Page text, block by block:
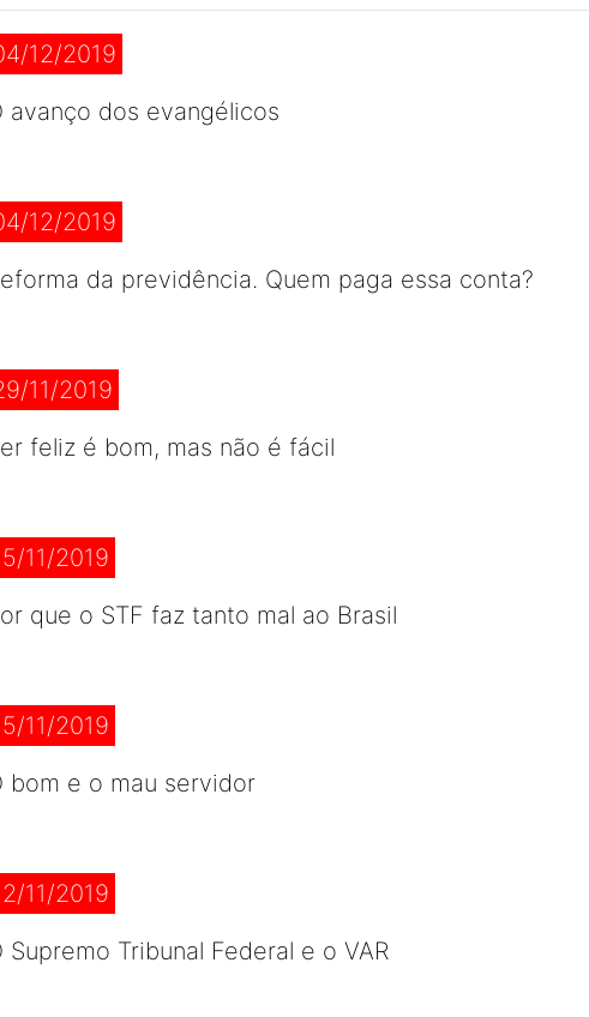
12/2019
avanço dos evangélicos
12/2019
da previdência. Quem paga essa conta?
11/2019
feliz é bom, mas não é fácil
11/2019
que o STF faz tanto mal ao Brasil
11/2019
bom e o mau servidor
11/2019
Supremo Tribunal Federal e o VAR